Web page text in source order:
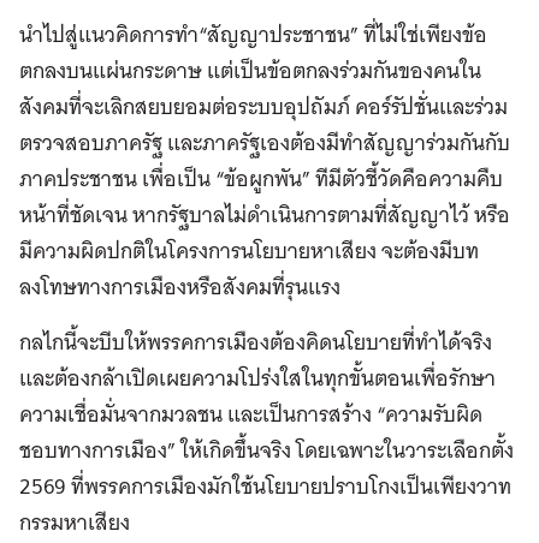
นำไปสู่แนวคิดการทำ“สัญญาประชาชน” ที่ไม่ใช่เพียงข้อ
ตกลงบนแผ่นกระดาษ แต่เป็นข้อตกลงร่วมกันของคนใน
สังคมที่จะเลิกสยบยอมต่อระบบอุปถัมภ์ คอร์รัปชั่นและร่วม
ตรวจสอบภาครัฐ และภาครัฐเองต้องมีทำสัญญาร่วมกันกับ
ภาคประชาชน เพื่อเป็น “ข้อผูกพัน” ทีมีตัวชี้วัดคือความคืบ
หน้าที่ชัดเจน หากรัฐบาลไม่ดำเนินการตามที่สัญญาไว้ หรือ
มีความผิดปกติในโครงการนโยบายหาเสียง จะต้องมีบท
ลงโทษทางการเมืองหรือสังคมที่รุนแรง
กลไกนี้จะบีบให้พรรคการเมืองต้องคิดนโยบายที่ทำได้จริง
และต้องกล้าเปิดเผยความโปร่งใสในทุกขั้นตอนเพื่อรักษา
ความเชื่อมั่นจากมวลชน และเป็นการสร้าง “ความรับผิด
ชอบทางการเมือง” ให้เกิดขึ้นจริง โดยเฉพาะในวาระเลือกตั้ง
2569 ที่พรรคการเมืองมักใช้นโยบายปราบโกงเป็นเพียงวาท
กรรมหาเสียง